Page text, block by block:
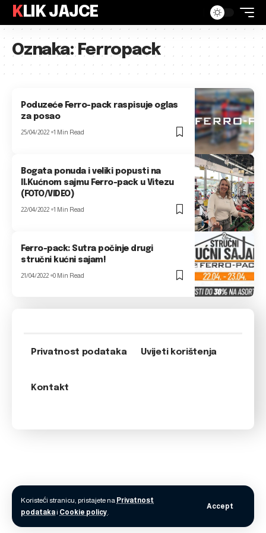
Koristeći stranicu, pristajete na Privatnost
podatakai Cookie policy.
Accept
KLIK JAJCE
Oznaka:Ferropack
Poduzeće Ferro-pack raspisuje oglas
za posao
25/04/2022 1 Min Read
Bogata ponuda i veliki popusti na
II.Kućnom sajmu Ferro-pack u Vitezu
(FOTO/VIDEO)
22/04/2022 1 Min Read
Ferro-pack: Sutra počinje drugi
stručni kućni sajam!
21/04/2022 0 Min Read
Privatnost podataka Uvijeti korištenja
Kontakt